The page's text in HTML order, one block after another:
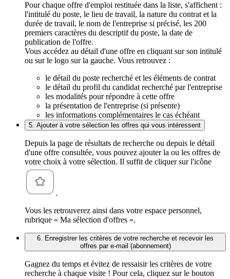
Pour chaque offre d'emploi restituée dans la liste, s'affichent :
l'intitulé du poste, le lieu de travail, la nature du contrat et la
durée de travail, le nom de l'entreprise si précisé, les 200
premiers caractères du descriptif du poste, la date de
publication de l'offre.
Vous accédez au détail d'une offre en cliquant sur son intitulé
ou sur le logo sur la gauche. Vous retrouvez :
le détail du poste recherché et les éléments de contrat
le détail du profil du candidat recherché par l'entreprise
les modalités pour répondre à cette offre
la présentation de l'entreprise (si présente)
les informations complémentaires le cas échéant
5. Ajouter à votre sélection les offres qui vous intéressent
Depuis la page de résultats de recherche ou depuis le détail
d'une offre consultée, vous pouvez ajouter la ou les offres de
votre choix à votre sélection. Il suffit de cliquer sur l'icône
.
Vous les retrouverez ainsi dans votre espace personnel,
rubrique « Ma sélection d'offres ».
6. Enregistrer les critères de votre recherche et recevoir les
offres par e-mail (abonnement)
Gagnez du temps et évitez de ressaisir les critères de votre
recherche à chaque visite ! Pour cela, cliquez sur le bouton